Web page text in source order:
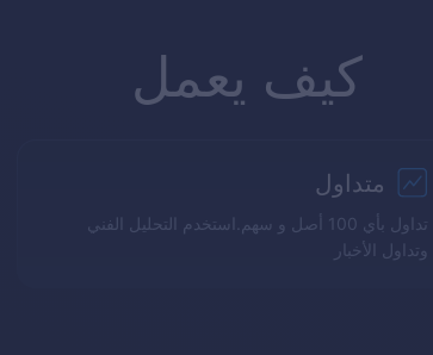
كيف يعمل
متداول
تداول بأي 100 أصل و سهم.استخدم التحليل الفني
وتداول الأخبار